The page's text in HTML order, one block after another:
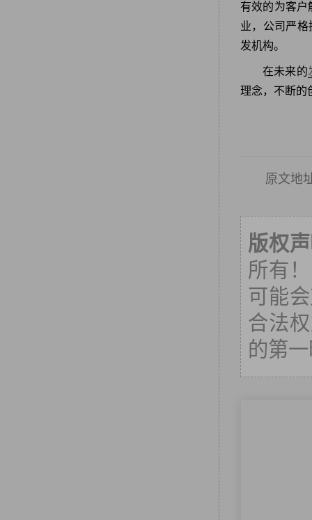
有效的为客户
业，公司严格
发机构。
在未来的
理念，不断的
原文地
版权
所有
可能
合法
的第